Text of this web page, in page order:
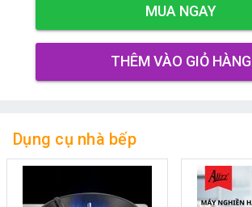
MUA NGAY
THÊM VÀO GIỎ HÀNG
Dụng cụ nhà bếp